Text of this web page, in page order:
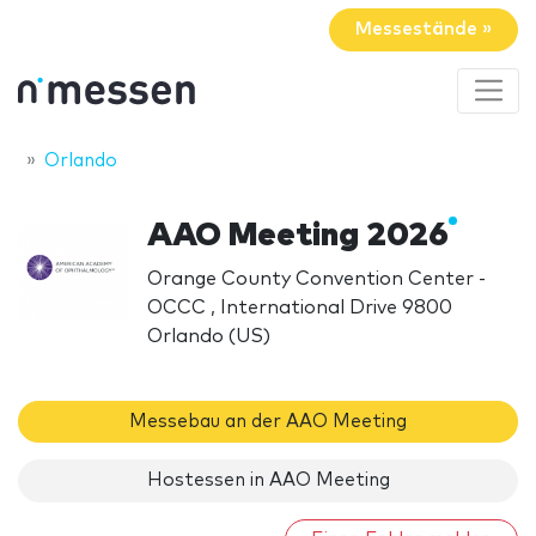
Messestände »
Orlando
AAO Meeting 2026
Orange County Convention Center -
OCCC , International Drive 9800
Orlando (US)
Messebau an der AAO Meeting
Hostessen in AAO Meeting